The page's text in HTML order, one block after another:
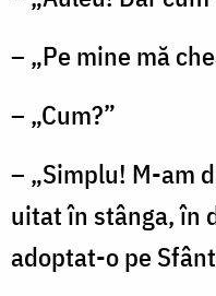
– „Pe mine mă
– „Cum?”
– „Simplu! M-am
uitat în stânga, în
adoptat-o pe